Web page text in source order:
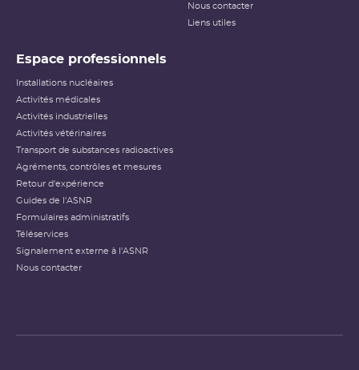
Nous contacter
Liens utiles
Espace professionnels
Installations nucléaires
Activités médicales
Activités industrielles
Activités vétérinaires
Transport de substances radioactives
Agréments, contrôles et mesures
Retour d'expérience
Guides de l'ASNR
Formulaires administratifs
Téléservices
Signalement externe à l'ASNR
Nous contacter